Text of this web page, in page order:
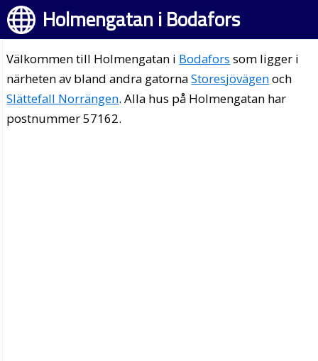
Holmengatan i Bodafors
Välkommen till Holmengatan i Bodafors som ligger i
närheten av bland andra gatornaStoresjövägenoch
Slättefall Norrängen. Alla hus på Holmengatan har
postnummer 57162.